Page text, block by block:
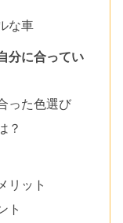
な車
分に合ってい
った色選び
？
リット
ト